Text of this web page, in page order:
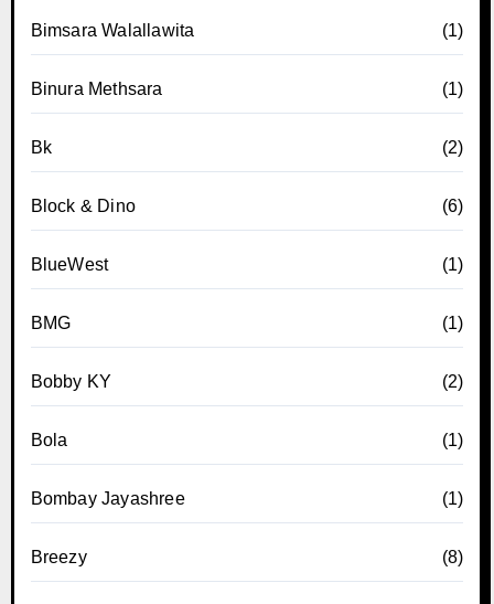
Bimsara Walallawita (1)
Binura Methsara (1)
Bk (2)
Block & Dino (6)
BlueWest (1)
BMG (1)
Bobby KY (2)
Bola (1)
Bombay Jayashree (1)
Breezy (8)